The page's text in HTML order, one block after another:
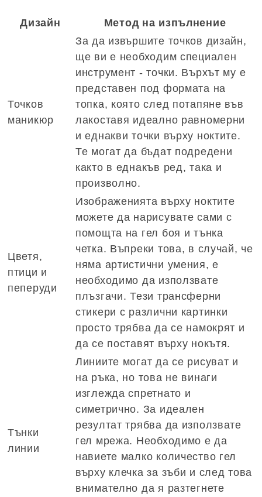
Дизайн Метод на изпълнение
Точков
маникюр
За да извършите точков дизайн,
ще ви е необходим специален
инструмент - точки. Върхът му е
представен под формата на
топка, която след потапяне във
лакоставя идеално равномерни
и еднакви точки върху ноктите.
Те могат да бъдат подредени
както в еднакъв ред, така и
произволно.
Цветя,
птици и
пеперуди
Изображенията върху ноктите
можете да нарисувате сами с
помощта на гел боя и тънка
четка. Въпреки това, в случай, че
няма артистични умения, е
необходимо да използвате
плъзгачи. Тези трансферни
стикери с различни картинки
просто трябва да се намокрят и
да се поставят върху нокътя.
Тънки
линии
Линиите могат да се рисуват и
на ръка, но това не винаги
изглежда спретнато и
симетрично. За идеален
резултат трябва да използвате
гел мрежа. Необходимо е да
навиете малко количество гел
върху клечка за зъби и след това
внимателно да я разтегнете